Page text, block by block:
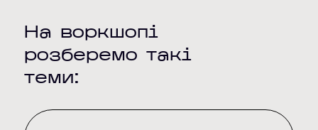
На воркшопі
розберемо такі
теми: